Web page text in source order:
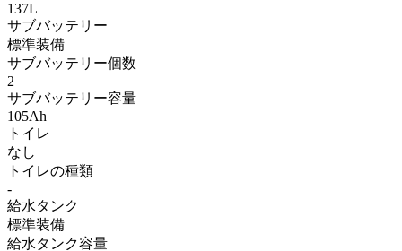
137L
サブバッテリー
標準装備
サブバッテリー個数
2
サブバッテリー容量
105Ah
トイレ
なし
トイレの種類
-
給水タンク
標準装備
給水タンク容量